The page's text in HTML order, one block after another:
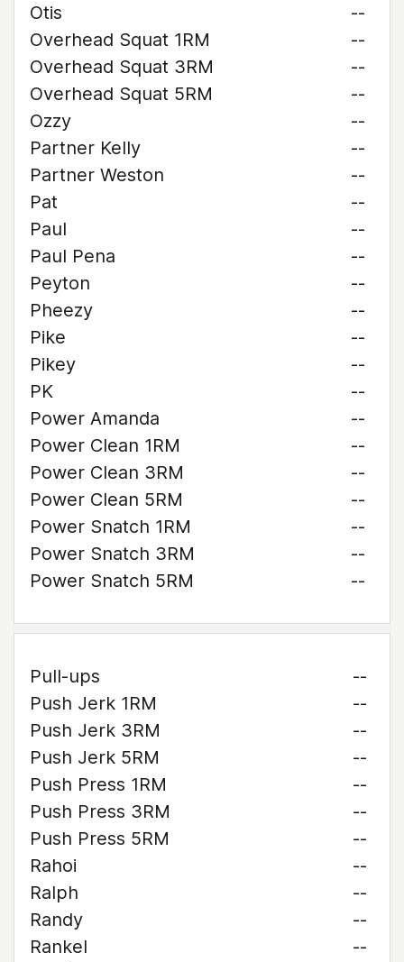
Otis
--
Overhead Squat 1RM
--
Overhead Squat 3RM
--
Overhead Squat 5RM
--
Ozzy
--
Partner Kelly
--
Partner Weston
--
Pat
--
Paul
--
Paul Pena
--
Peyton
--
Pheezy
--
Pike
--
Pikey
--
PK
--
Power Amanda
--
Power Clean 1RM
--
Power Clean 3RM
--
Power Clean 5RM
--
Power Snatch 1RM
--
Power Snatch 3RM
--
Power Snatch 5RM
--
Pull-ups
--
Push Jerk 1RM
--
Push Jerk 3RM
--
Push Jerk 5RM
--
Push Press 1RM
--
Push Press 3RM
--
Push Press 5RM
--
Rahoi
--
Ralph
--
Randy
--
Rankel
--